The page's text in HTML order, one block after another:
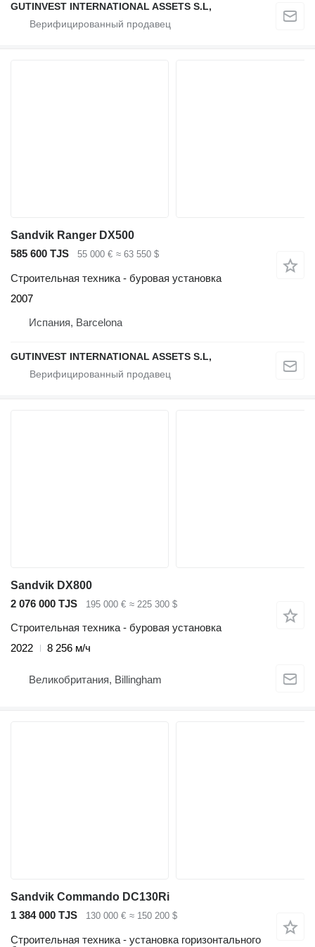
GUTINVEST INTERNATIONAL ASSETS S.L,
Sandvik Ranger DX500
585 600 TJS
55 000 € ≈ 63 550 $
Строительная техника - буровая установка
2007
Испания, Barcelona
GUTINVEST INTERNATIONAL ASSETS S.L,
Sandvik DX800
2 076 000 TJS
195 000 € ≈ 225 300 $
Строительная техника - буровая установка
2022
8 256 м/ч
Великобритания, Billingham
Sandvik Commando DC130Ri
1 384 000 TJS
130 000 € ≈ 150 200 $
Строительная техника - установка горизонтального